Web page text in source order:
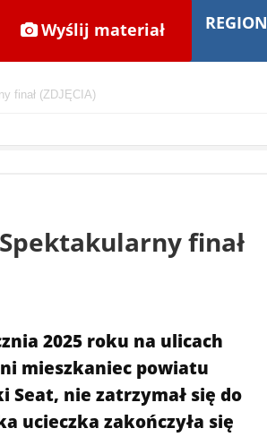
Wyślij materiał REGION
finał (ZDJĘCIA)
finał
2025 roku na ulicach
mieszkaniec powiatu
nie zatrzymał się do
ucieczka zakończyła się